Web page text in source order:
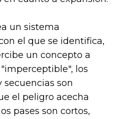
un sistema
el que se identifica,
un concepto a
los
son
el peligro acecha
pases son cortos,